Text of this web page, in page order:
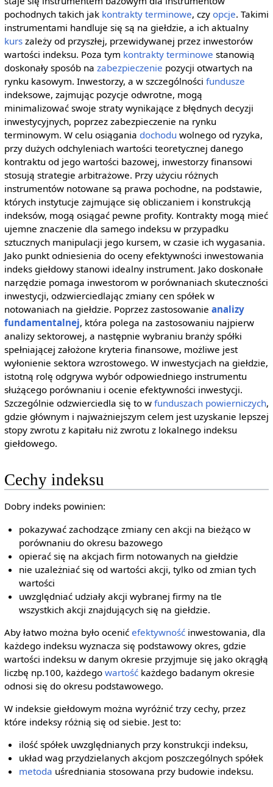
pochodnych takich jak kontrakty terminowe, czy opcje. Takimi
instrumentami handluje się są na giełdzie, a ich aktualny
kurszależy od przyszłej, przewidywanej przez inwestorów
wartości indeksu. Poza tym kontrakty terminowe stanowią
doskonały sposób na zabezpieczenie pozycji otwartych na
rynku kasowym. Inwestorzy, a w szczególności fundusze
indeksowe, zajmując pozycje odwrotne, mogą
minimalizować swoje straty wynikające z błędnych decyzji
inwestycyjnych, poprzez zabezpieczenie na rynku
terminowym. W celu osiągania dochodu wolnego od ryzyka,
przy dużych odchyleniach wartości teoretycznej danego
kontraktu od jego wartości bazowej, inwestorzy finansowi
stosują strategie arbitrażowe. Przy użyciu różnych
instrumentów notowane są prawa pochodne, na podstawie,
których instytucje zajmujące się obliczaniem i konstrukcją
indeksów, mogą osiągać pewne profity. Kontrakty mogą mieć
ujemne znaczenie dla samego indeksu w przypadku
sztucznych manipulacji jego kursem, w czasie ich wygasania.
Jako punkt odniesienia do oceny efektywności inwestowania
indeks giełdowy stanowi idealny instrument. Jako doskonałe
narzędzie pomaga inwestorom w porównaniach skuteczności
inwestycji, odzwierciedlając zmiany cen spółek w
notowaniach na giełdzie. Poprzez zastosowanie analizy
fundamentalnej, która polega na zastosowaniu najpierw
analizy sektorowej, a następnie wybraniu branży spółki
spełniającej założone kryteria finansowe, możliwe jest
wyłonienie sektora wzrostowego. W inwestycjach na giełdzie,
istotną rolę odgrywa wybór odpowiedniego instrumentu
służącego porównaniu i ocenie efektywności inwestycji.
Szczególnie odzwierciedla się to w funduszach powierniczych,
gdzie głównym i najważniejszym celem jest uzyskanie lepszej
stopy zwrotu z kapitału niż zwrotu z lokalnego indeksu
giełdowego.
Cechy indeksu
Dobry indeks powinien:
pokazywać zachodzące zmiany cen akcji na bieżąco w
porównaniu do okresu bazowego
opierać się na akcjach firm notowanych na giełdzie
nie uzależniać się od wartości akcji, tylko od zmian tych
wartości
uwzględniać udziały akcji wybranej firmy na tle
wszystkich akcji znajdujących się na giełdzie.
Aby łatwo można było ocenić efektywnośćinwestowania, dla
każdego indeksu wyznacza się podstawowy okres, gdzie
wartości indeksu w danym okresie przyjmuje się jako okrągłą
liczbę np.100, każdego wartośćkażdego badanym okresie
odnosi się do okresu podstawowego.
W indeksie giełdowym można wyróżnić trzy cechy, przez
które indeksy różnią się od siebie. Jest to:
ilość spółek uwzględnianych przy konstrukcji indeksu,
układ wag przydzielanych akcjom poszczególnych spółek
metoda uśredniania stosowana przy budowie indeksu.